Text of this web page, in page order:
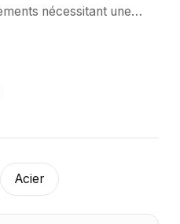
nécessitant une
:
tels que les cafés,
Adapté à
en extérieur protégé, il
conviviaux et
permet une intégration
• Structure
base sont en fer peint,
Acier